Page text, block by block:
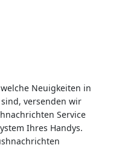
Neuigkeiten in
versenden wir
Service
Ihres Handys.